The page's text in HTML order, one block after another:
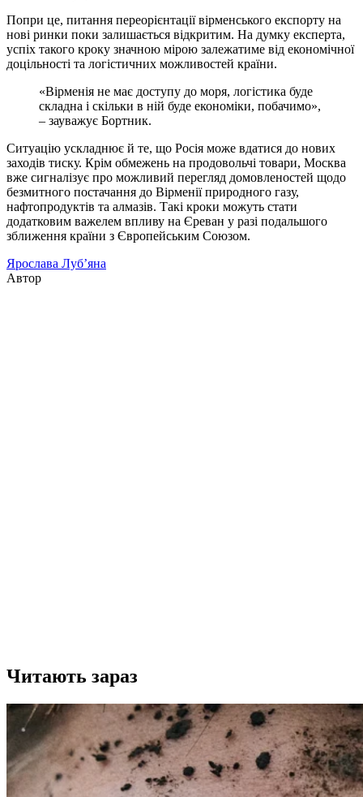
Попри це, питання переорієнтації вірменського експорту на
нові ринки поки залишається відкритим. На думку експерта,
успіх такого кроку значною мірою залежатиме від економічної
доцільності та логістичних можливостей країни.
«Вірменія не має доступу до моря, логістика буде
складна і скільки в ній буде економіки, побачимо»,
– зауважує Бортник.
Ситуацію ускладнює й те, що Росія може вдатися до нових
заходів тиску. Крім обмежень на продовольчі товари, Москва
вже сигналізує про можливий перегляд домовленостей щодо
безмитного постачання до Вірменії природного газу,
нафтопродуктів та алмазів. Такі кроки можуть стати
додатковим важелем впливу на Єреван у разі подальшого
зближення країни з Європейським Союзом.
Ярослава Луб’яна
Автор
Читають зараз